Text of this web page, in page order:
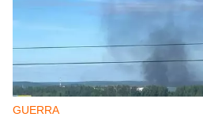
GUERRA